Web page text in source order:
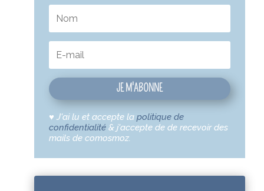
JE M'ABONNE
♥ J'ai lu et accepte la politique de
confidentialité & j'accepte de de recevoir des
mails de comosmoz.